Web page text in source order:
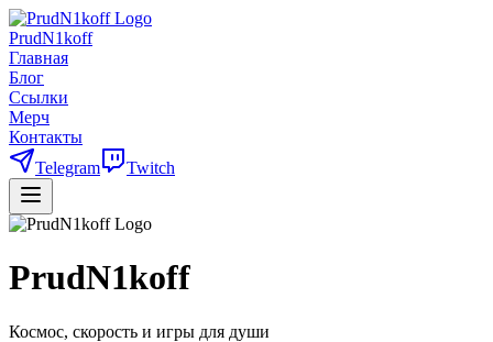
PrudN1koff
Главная
Блог
Ссылки
Мерч
Контакты
Telegram
Twitch
PrudN1koff
Космос, скорость и игры для души